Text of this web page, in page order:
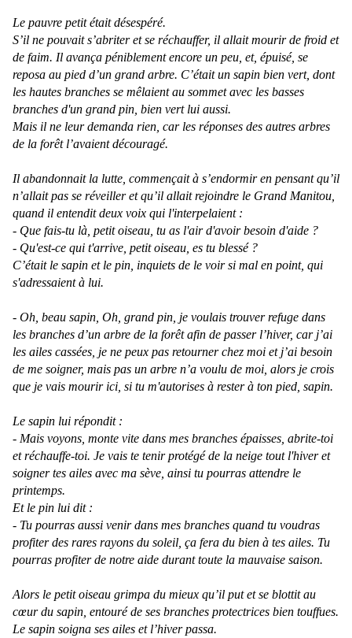
Le pauvre petit était désespéré.
S’il ne pouvait s’abriter et se réchauffer, il allait mourir de froid et
de faim. Il avança péniblement encore un peu, et, épuisé, se
reposa au pied d’un grand arbre. C’était un sapin bien vert, dont
les hautes branches se mêlaient au sommet avec les basses
branches d'un grand pin, bien vert lui aussi.
Mais il ne leur demanda rien, car les réponses des autres arbres
de la forêt l’avaient découragé.
Il abandonnait la lutte, commençait à s’endormir en pensant qu’il
n’allait pas se réveiller et qu’il allait rejoindre le Grand Manitou,
quand il entendit deux voix qui l'interpelaient :
- Que fais-tu là, petit oiseau, tu as l'air d'avoir besoin d'aide ?
- Qu'est-ce qui t'arrive, petit oiseau, es tu blessé ?
C’était le sapin et le pin, inquiets de le voir si mal en point, qui
s'adressaient à lui.
- Oh, beau sapin, Oh, grand pin, je voulais trouver refuge dans
les branches d’un arbre de la forêt afin de passer l’hiver, car j’ai
les ailes cassées, je ne peux pas retourner chez moi et j’ai besoin
de me soigner, mais pas un arbre n’a voulu de moi, alors je crois
que je vais mourir ici, si tu m'autorises à rester à ton pied, sapin.
Le sapin lui répondit :
- Mais voyons, monte vite dans mes branches épaisses, abrite-toi
et réchauffe-toi. Je vais te tenir protégé de la neige tout l'hiver et
soigner tes ailes avec ma sève, ainsi tu pourras attendre le
printemps.
Et le pin lui dit :
- Tu pourras aussi venir dans mes branches quand tu voudras
profiter des rares rayons du soleil, ça fera du bien à tes ailes. Tu
pourras profiter de notre aide durant toute la mauvaise saison.
Alors le petit oiseau grimpa du mieux qu’il put et se blottit au
cœur du sapin, entouré de ses branches protectrices bien touffues.
Le sapin soigna ses ailes et l’hiver passa.